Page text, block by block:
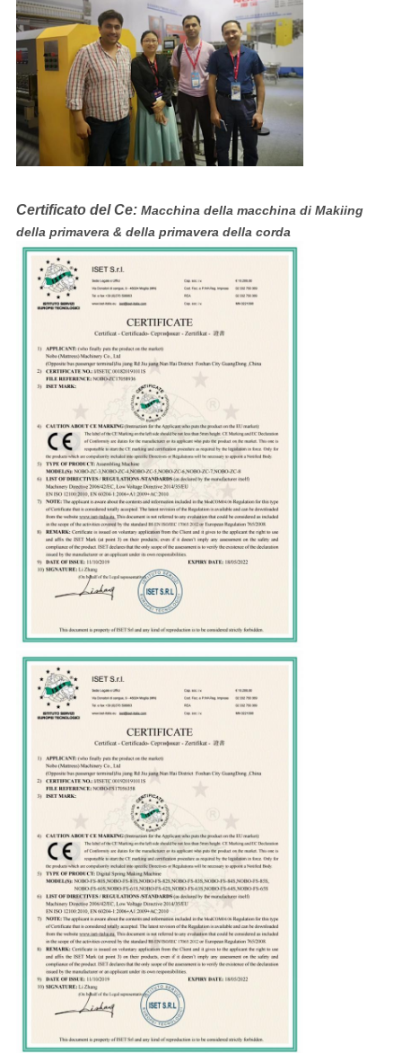
Certificato del Ce: Macchina della macchina di Makiing
della primavera & della primavera della corda